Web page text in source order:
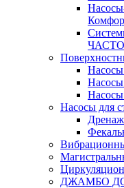
Насосы для
ДЖАМБО